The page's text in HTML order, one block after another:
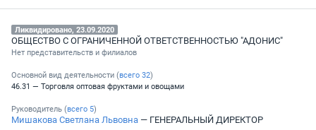
Ликвидировано, 23.09.2020
ОБЩЕСТВО С ОГРАНИЧЕННОЙ ОТВЕТСТВЕННОСТЬЮ "АДОНИС"
Нет представительств и филиалов
Основной вид деятельности (всего 32)
46.31 — Торговля оптовая фруктами и овощами
Руководитель (всего 5)
Мишакова Светлана Львовна — ГЕНЕРАЛЬНЫЙ ДИРЕКТОР